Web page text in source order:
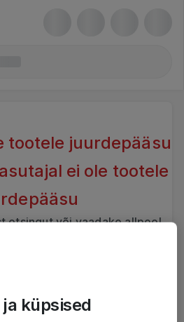
tootele juurdepääsu
ei ole tootele
otsingut või vaadake allpool
ja küpsised